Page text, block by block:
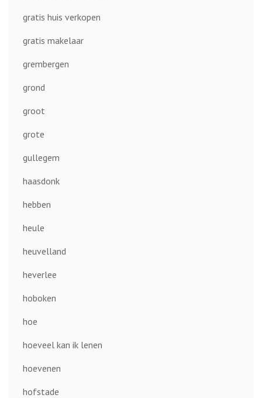
gratis huis verkopen
gratis makelaar
grembergen
grond
groot
grote
gullegem
haasdonk
hebben
heule
heuvelland
heverlee
hoboken
hoe
hoeveel kan ik lenen
hoevenen
hofstade